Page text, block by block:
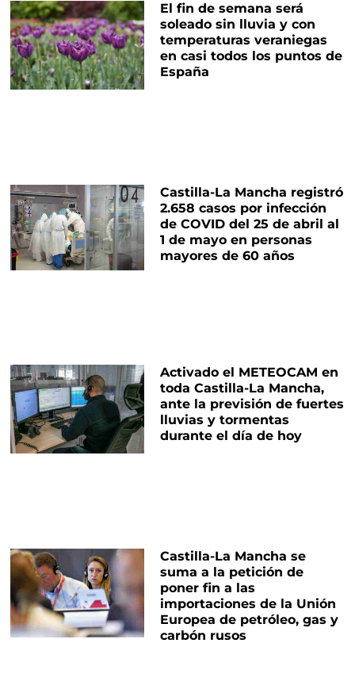
El fin de semana será
soleado sin lluvia y con
temperaturas veraniegas
en casi todos los puntos de
España
Castilla-La Mancha registró
2.658 casos por infección
de COVID del 25 de abril al
1 de mayo en personas
mayores de 60 años
Activado el METEOCAM en
toda Castilla-La Mancha,
ante la previsión de fuertes
lluvias y tormentas
durante el día de hoy
Castilla-La Mancha se
suma a la petición de
poner fin a las
importaciones de la Unión
Europea de petróleo, gas y
carbón rusos